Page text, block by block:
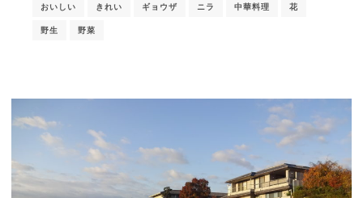
おいしい きれい ギョウザ ニラ 中華料理 花
野生 野菜